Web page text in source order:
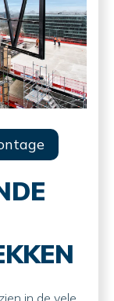
in de vele